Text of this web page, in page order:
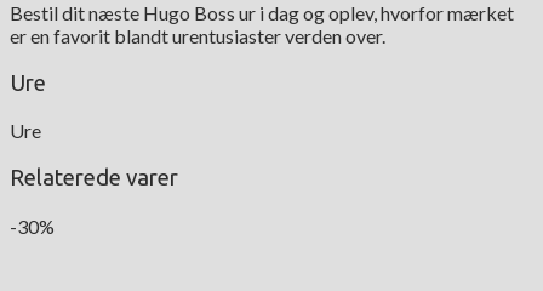
Bestil dit næste Hugo Boss ur i dag og oplev, hvorfor mærket
er en favorit blandt urentusiaster verden over.
Ure
Ure
Relaterede varer
-30%